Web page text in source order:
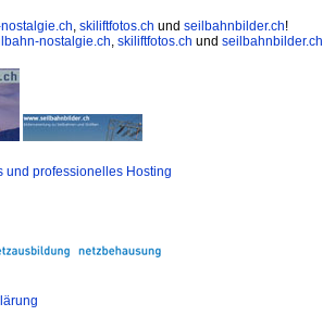
, skiliftfotos.ch und seilbahnbilder.ch!
nostalgie.ch, skiliftfotos.ch und seilbahnbilder.ch
und professionelles Hosting